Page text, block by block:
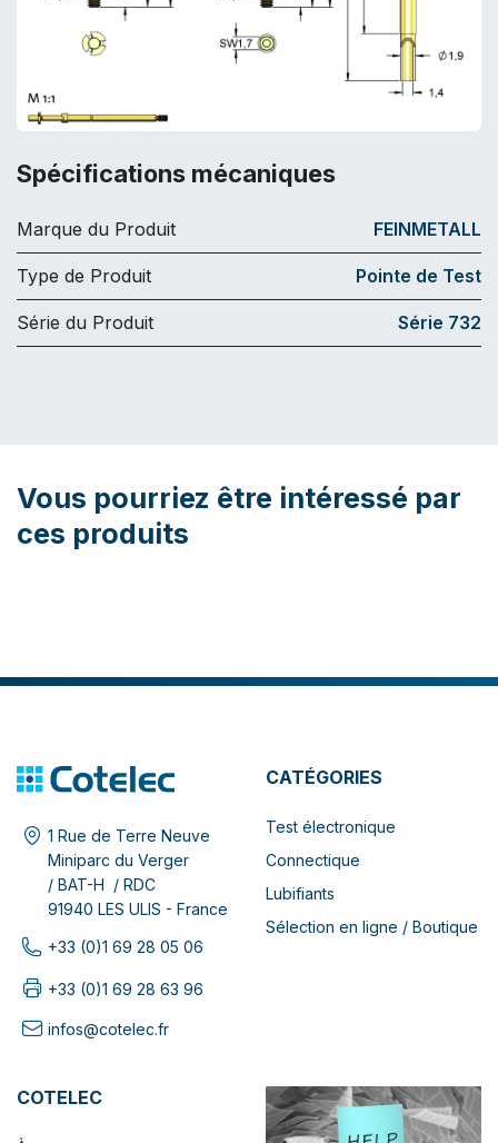
Spécifications mécaniques
Marque du Produit FEINMETALL
Type de Produit Pointe de Test
Série du Produit Série 732
Vous pourriez être intéressé par
ces produits
1 Rue de Terre Neuve
Miniparc du Verger
/ BAT-H / RDC
91940 LES ULIS - France
+33 (0)1 69 28 05 06
+33 (0)1 69 28 63 96
infos@cotelec.fr
CATÉGORIES
Test électronique
Connectique
Lubifiants
Sélection en ligne / Boutique
COTELEC